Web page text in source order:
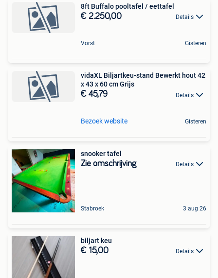
8ft Buffalo pooltafel / eettafel
€ 2.250,00 Details
Vorst Gisteren
vidaXL Biljartkeu-stand Bewerkt hout 42
x 43 x 60 cm Grijs
€ 45,79 Details
Bezoek website Gisteren
snooker tafel
Zie omschrijving Details
Stabroek 3 aug 26
biljart keu
€ 15,00 Details